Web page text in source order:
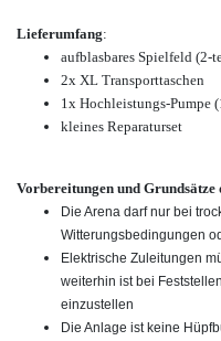
Lieferumfang:
aufblasbares Spielfeld (2-
2x XL Transporttaschen
1x Hochleistungs-Pumpe
kleines Reparaturset
Vorbereitungen und Grundsätze
Die Arena darf nur bei
Witterungsbedingungen
Elektrische Zuleitungen
weiterhin ist bei
einzustellen
Die Anlage ist keine